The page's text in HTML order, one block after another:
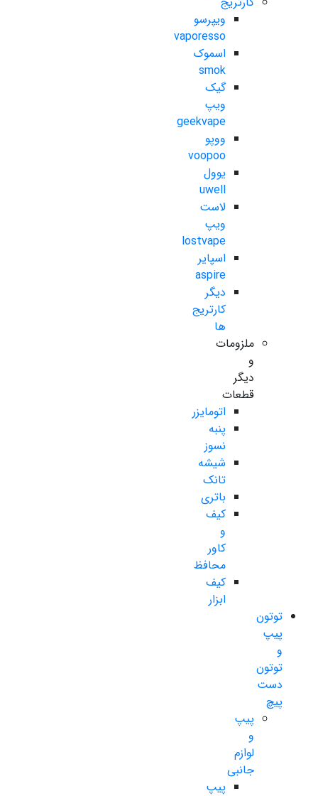
ویپرسو
vaporesso
اسموک
smok
گیک
ویپ
geekvape
ووپو
voopoo
یوول
uwell
لاست
ویپ
lostvape
اسپایر
aspire
دیگر
کارتریج
ها
ملزومات
و
دیگر
قطعات
اتومایزر
پنبه
نسوز
شیشه
تانک
باتری
کیف
و
کاور
محافظ
کیف
ابزار
توتون
پیپ
و
توتون
دست
پیچ
پیپ
و
لوازم
جانبی
پیپ